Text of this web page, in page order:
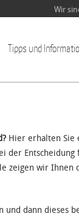
Wir
Tipps und
Hier erhalten Sie
der Entscheidung
zeigen wir Ihnen
und dann dieses